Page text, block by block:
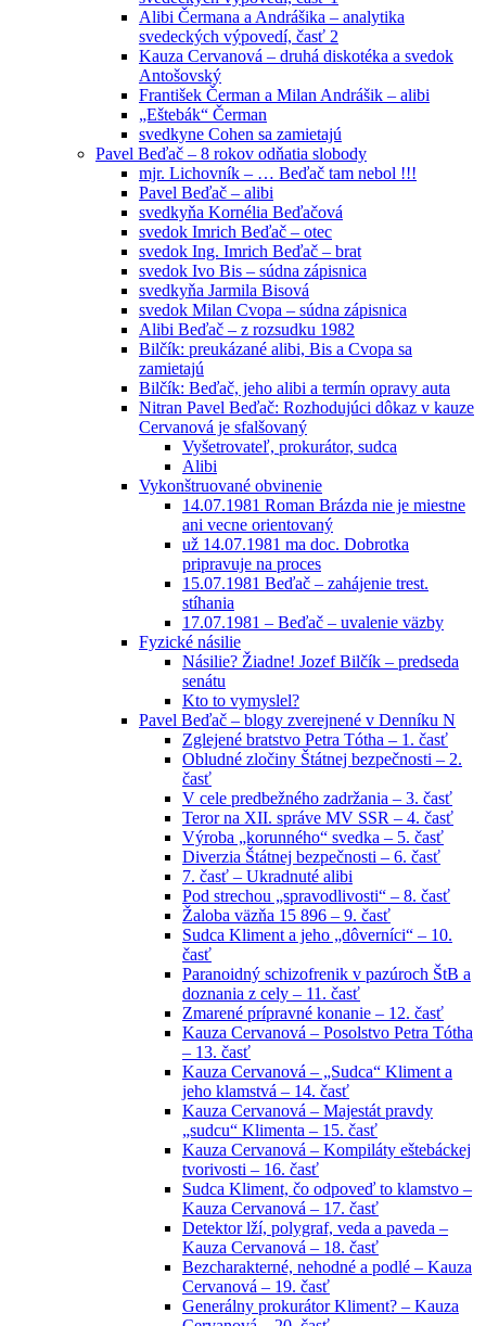
Alibi Čermana a Andrášika – analytika
svedeckých výpovedí, časť 2
Kauza Cervanová – druhá diskotéka a svedok
Antošovský
František Čerman a Milan Andrášik – alibi
„Eštebák“ Čerman
svedkyne Cohen sa zamietajú
Pavel Beďač – 8 rokov odňatia slobody
mjr. Lichovník – … Beďač tam nebol !!!
Pavel Beďač – alibi
svedkyňa Kornélia Beďačová
svedok Imrich Beďač – otec
svedok Ing. Imrich Beďač – brat
svedok Ivo Bis – súdna zápisnica
svedkyňa Jarmila Bisová
svedok Milan Cvopa – súdna zápisnica
Alibi Beďač – z rozsudku 1982
Bilčík: preukázané alibi, Bis a Cvopa sa
zamietajú
Bilčík: Beďač, jeho alibi a termín opravy auta
Nitran Pavel Beďač: Rozhodujúci dôkaz v kauze
Cervanová je sfalšovaný
Vyšetrovateľ, prokurátor, sudca
Alibi
Vykonštruované obvinenie
14.07.1981 Roman Brázda nie je miestne
ani vecne orientovaný
už 14.07.1981 ma doc. Dobrotka
pripravuje na proces
15.07.1981 Beďač – zahájenie trest.
stíhania
17.07.1981 – Beďač – uvalenie väzby
Fyzické násilie
Násilie? Žiadne! Jozef Bilčík – predseda
senátu
Kto to vymyslel?
Pavel Beďač – blogy zverejnené v Denníku N
Zglejené bratstvo Petra Tótha – 1. časť
Obludné zločiny Štátnej bezpečnosti – 2.
časť
V cele predbežného zadržania – 3. časť
Teror na XII. správe MV SSR – 4. časť
Výroba „korunného“ svedka – 5. časť
Diverzia Štátnej bezpečnosti – 6. časť
7. časť – Ukradnuté alibi
Pod strechou „spravodlivosti“ – 8. časť
Žaloba väzňa 15 896 – 9. časť
Sudca Kliment a jeho „dôverníci“ – 10.
časť
Paranoidný schizofrenik v pazúroch ŠtB a
doznania z cely – 11. časť
Zmarené prípravné konanie – 12. časť
Kauza Cervanová – Posolstvo Petra Tótha
– 13. časť
Kauza Cervanová – „Sudca“ Kliment a
jeho klamstvá – 14. časť
Kauza Cervanová – Majestát pravdy
„sudcu“ Klimenta – 15. časť
Kauza Cervanová – Kompiláty eštebáckej
tvorivosti – 16. časť
Sudca Kliment, čo odpoveď to klamstvo –
Kauza Cervanová – 17. časť
Detektor lží, polygraf, veda a paveda –
Kauza Cervanová – 18. časť
Bezcharakterné, nehodné a podlé – Kauza
Cervanová – 19. časť
Generálny prokurátor Kliment? – Kauza